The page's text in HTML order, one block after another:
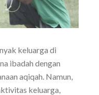
keluarga di
ibadah dengan
aqiqah. Namun,
keluarga,